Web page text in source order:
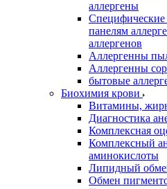
аллергены
Специфические
панелям
аллергенов
Аллергенны
Аллергенны
бытовые
Биохимия крови
Витамины,
Диагностика
Комплексная
Комплексный
аминокислоты
Липидный
Обмен